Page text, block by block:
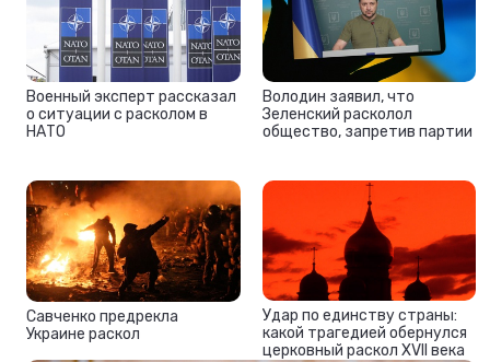
Военный эксперт рассказал
о ситуации с расколом в
НАТО
Володин заявил, что
Зеленский расколол
общество, запретив партии
Савченко предрекла
Украине раскол
Удар по единству страны:
какой трагедией обернулся
церковный раскол XVII века